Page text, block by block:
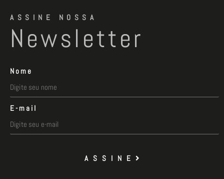
ASSINE NOSSA
Newsletter
Nome
E-mail
ASSINE